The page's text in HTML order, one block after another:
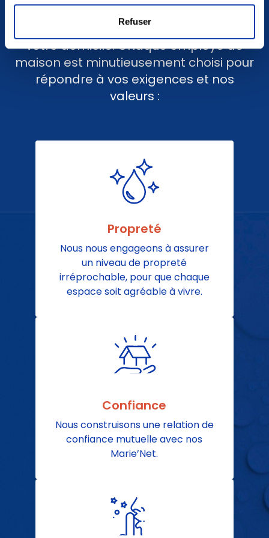
Refuser
qualifiés pour répondre à l’entretien de
votre domicile. Chaque employé de
maison est minutieusement choisi pour
répondre à vos exigences et nos
valeurs :
Propreté
Nous nous engageons à assurer
un niveau de propreté
irréprochable, pour que chaque
espace soit agréable à vivre.
Confiance
Nous construisons une relation de
confiance mutuelle avec nos
Marie’Net.